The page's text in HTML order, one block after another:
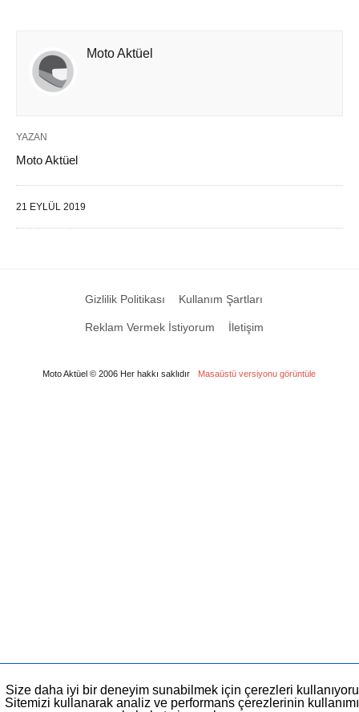
Moto Aktüel
YAZAN
Moto Aktüel
21 EYLÜL 2019
Gizlilik Politikası Kullanım Şartları
Reklam Vermek İstiyorum İletişim
Moto Aktüel © 2006 Her hakkı saklıdır Masaüstü versiyonu görüntüle
Size daha iyi bir deneyim sunabilmek için çerezleri
Sitemizi kullanarak analiz ve performans çerezlerinin